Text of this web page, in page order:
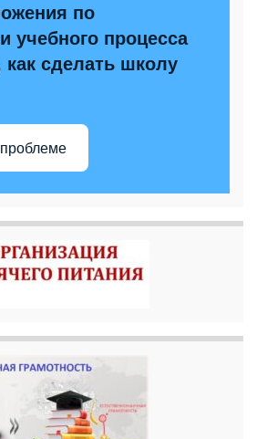
по
учебного процесса
как сделать школу